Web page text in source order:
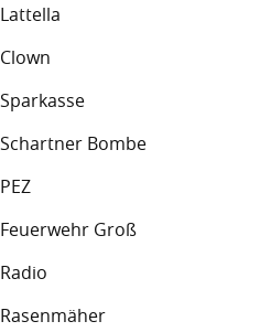
Lattella
Clown
Sparkasse
Schartner Bombe
PEZ
Feuerwehr Groß
Radio
Rasenmäher